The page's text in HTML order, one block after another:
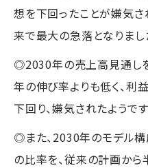
想を下回ったことが嫌気
来で最大の急落となりまし
◎2030年の売上高見通し
年の伸び率よりも低く、
下回り、嫌気されたようです
◎また、2030年のモデル構
の比率を、従来の計画から